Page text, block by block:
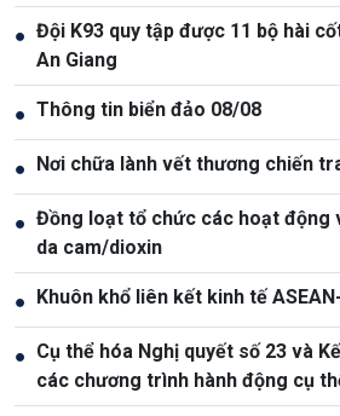
● Đội K93 quy tập được 11 bộ hài
An Giang
● Thông tin biển đảo 08/08
● Nơi chữa lành vết thương chiến
● Đồng loạt tổ chức các hoạt động
da cam/dioxin
● Khuôn khổ liên kết kinh tế
● Cụ thể hóa Nghị quyết số 23 và
các chương trình hành động cụ